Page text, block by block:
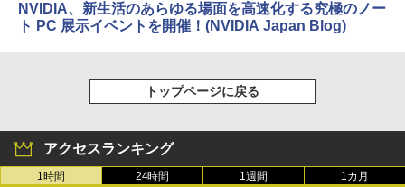
NVIDIA、新生活のあらゆる場面を高速化する究極のノー
ト PC 展示イベントを開催！(NVIDIA Japan Blog)
トップページに戻る
アクセスランキング
1時間 24時間 1週間 1カ月